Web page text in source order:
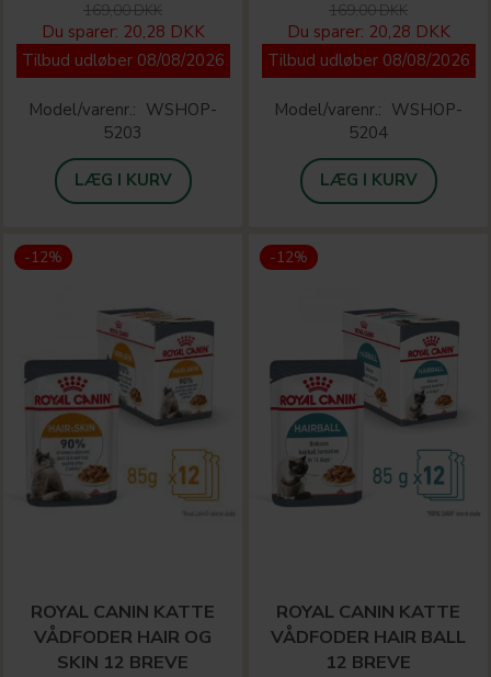
169,00 DKK
Du sparer: 20,28 DKK
Tilbud udløber 08/08/2026
Model/varenr.: WSHOP-
5203
LÆG I KURV
169,00 DKK
Du sparer: 20,28 DKK
Tilbud udløber 08/08/2026
Model/varenr.: WSHOP-
5204
LÆG I KURV
-12%
ROYAL CANIN KATTE
VÅDFODER HAIR OG
SKIN 12 BREVE
-12%
ROYAL CANIN KATTE
VÅDFODER HAIR BALL
12 BREVE